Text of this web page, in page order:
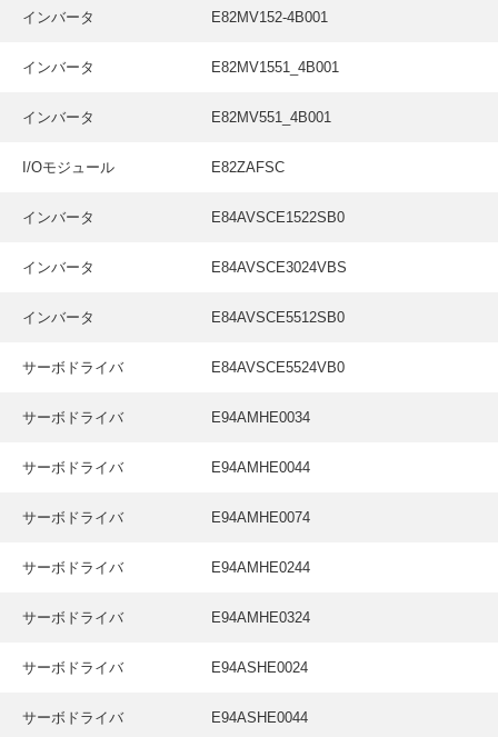
インバータ E82MV152-4B001
インバータ E82MV1551_4B001
インバータ E82MV551_4B001
I/Oモジュール E82ZAFSC
インバータ E84AVSCE1522SB0
インバータ E84AVSCE3024VBS
インバータ E84AVSCE5512SB0
サーボドライバ E84AVSCE5524VB0
サーボドライバ E94AMHE0034
サーボドライバ E94AMHE0044
サーボドライバ E94AMHE0074
サーボドライバ E94AMHE0244
サーボドライバ E94AMHE0324
サーボドライバ E94ASHE0024
サーボドライバ E94ASHE0044